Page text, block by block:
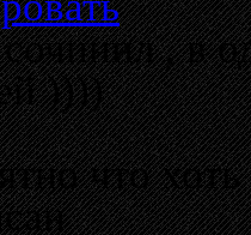
сочинил , в
))))
что